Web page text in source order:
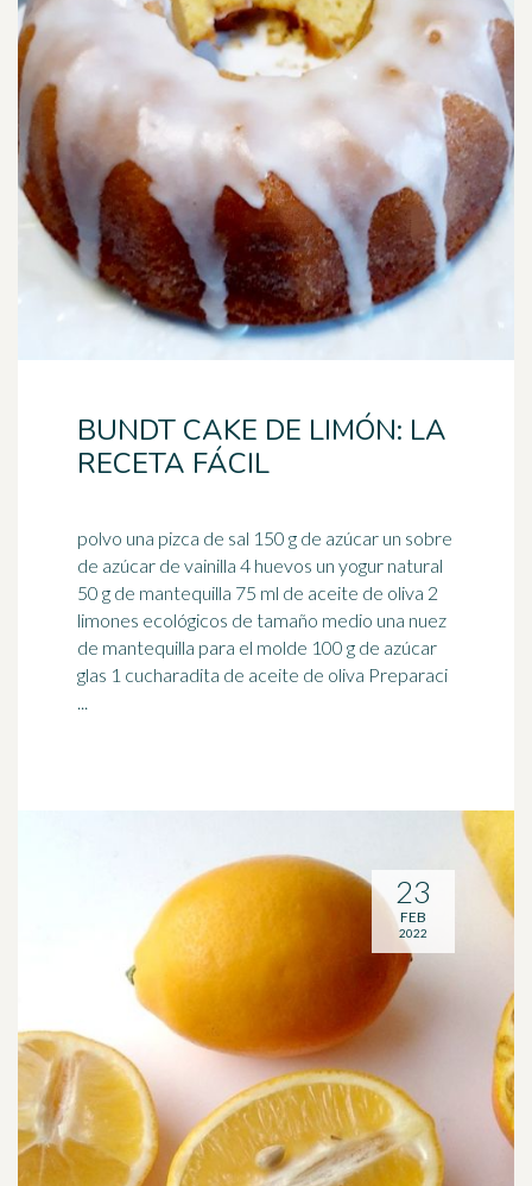
BUNDT CAKE DE LIMÓN: LA
RECETA FÁCIL
polvo una pizca de sal 150 g de azúcar un sobre
de azúcar de vainilla 4 huevos un yogur natural
50 g de mantequilla 75 ml de aceite de oliva 2
limones ecológicos de tamaño medio una nuez
de mantequilla para el molde 100 g de azúcar
glas 1 cucharadita de aceite de oliva Preparaci
...
23
FEB
2022